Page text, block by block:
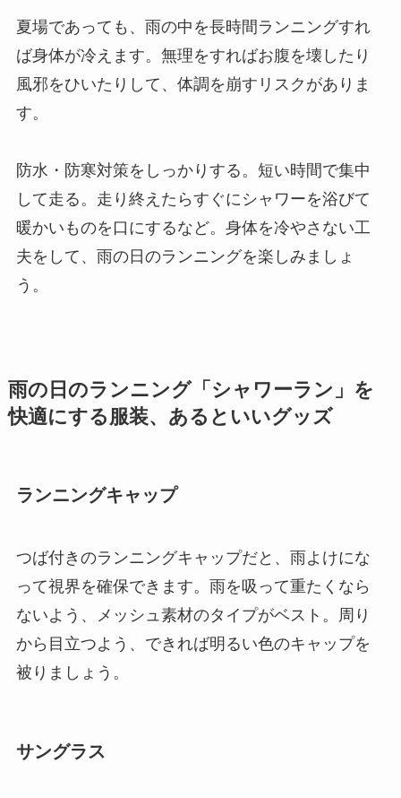
夏場であっても、雨の中を長時間ランニングすれ
ば身体が冷えます。無理をすればお腹を壊したり
風邪をひいたりして、体調を崩すリスクがありま
す。
防水・防寒対策をしっかりする。短い時間で集中
して走る。走り終えたらすぐにシャワーを浴びて
暖かいものを口にするなど。身体を冷やさない工
夫をして、雨の日のランニングを楽しみましょ
う。
雨の日のランニング「シャワーラン」を
快適にする服装、あるといいグッズ
ランニングキャップ
つば付きのランニングキャップだと、雨よけにな
って視界を確保できます。雨を吸って重たくなら
ないよう、メッシュ素材のタイプがベスト。周り
から目立つよう、できれば明るい色のキャップを
被りましょう。
サングラス